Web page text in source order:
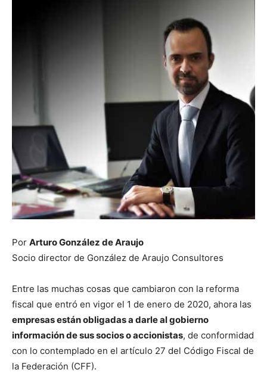
Por Arturo González de Araujo
Socio director de González de Araujo Consultores
Entre las muchas cosas que cambiaron con la reforma
fiscal que entró en vigor el 1 de enero de 2020, ahora las
empresas están obligadas a darle al gobierno
información de sus socios o accionistas, de conformidad
con lo contemplado en el artículo 27 del Código Fiscal de
la Federación (CFF).